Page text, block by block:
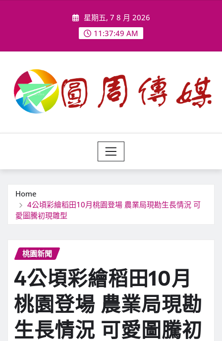
星期五, 7 8 月 2026
11:37:51 AM
Home
4公頃彩繪稻田10月桃園登場 農業局現勘生長情況 可
愛圖騰初現雛型
桃園新聞
4公頃彩繪稻田10月
桃園登場 農業局現勘
生長情況 可愛圖騰初